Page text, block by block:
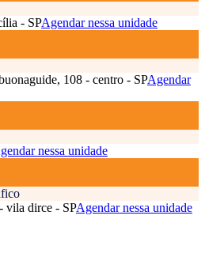
- SPAgendar nessa unidade
108 - centro - SPAgendar
nessa unidade
vila dirce - SPAgendar nessa unidade